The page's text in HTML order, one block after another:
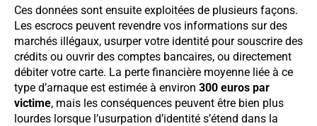
Ces données sont ensuite exploitées de plusieurs façons.
Les escrocs peuvent revendre vos informations sur des
marchés illégaux, usurper votre identité pour souscrire des
crédits ou ouvrir des comptes bancaires, ou directement
débiter votre carte. La perte financière moyenne liée à ce
type d’arnaque est estimée à environ 300 euros par
victime, mais les conséquences peuvent être bien plus
lourdes lorsque l’usurpation d’identité s’étend dans la